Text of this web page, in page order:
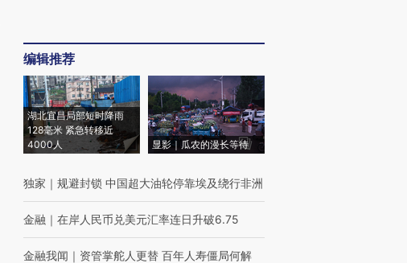
编辑推荐
湖北宜昌局部短时降雨
128毫米 紧急转移近
4000人
显影｜瓜农的漫长等待
独家 ｜ 规避封锁 中国超大油轮停靠埃及绕行非洲
金融 ｜ 在岸人民币兑美元汇率连日升破6.75
金融我闻 ｜ 资管掌舵人更替 百年人寿僵局何解